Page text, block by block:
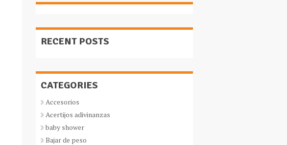
RECENT POSTS
CATEGORIES
Accesorios
Acertijos adivinanzas
baby shower
Bajar de peso